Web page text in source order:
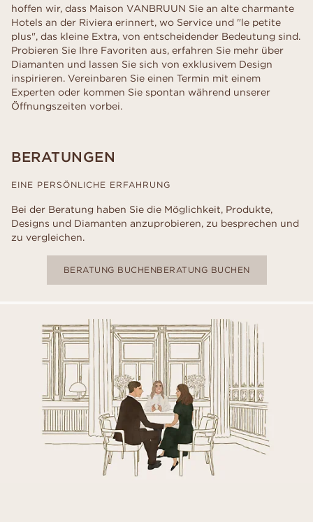
hoffen wir, dass Maison VANBRUUN Sie an alte charmante
Hotels an der Riviera erinnert, wo Service und "le petite
plus", das kleine Extra, von entscheidender Bedeutung sind.
Probieren Sie Ihre Favoriten aus, erfahren Sie mehr über
Diamanten und lassen Sie sich von exklusivem Design
inspirieren. Vereinbaren Sie einen Termin mit einem
Experten oder kommen Sie spontan während unserer
Öffnungszeiten vorbei.
BERATUNGEN
EINE PERSÖNLICHE ERFAHRUNG
Bei der Beratung haben Sie die Möglichkeit, Produkte,
Designs und Diamanten anzuprobieren, zu besprechen und
zu vergleichen.
BERATUNG BUCHENBERATUNG BUCHEN